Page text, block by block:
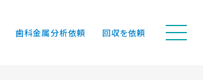
歯科金属分析依頼 回収を依頼